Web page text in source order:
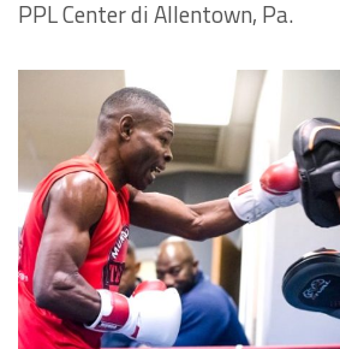
PPL Center di Allentown, Pa.